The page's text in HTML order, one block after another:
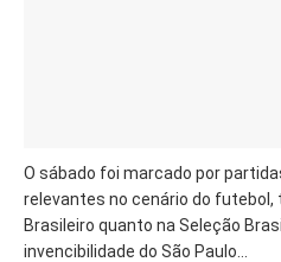
O sábado foi marcado por
relevantes no cenário do futebol,
Brasileiro quanto na Seleção
invencibilidade do São Paulo...